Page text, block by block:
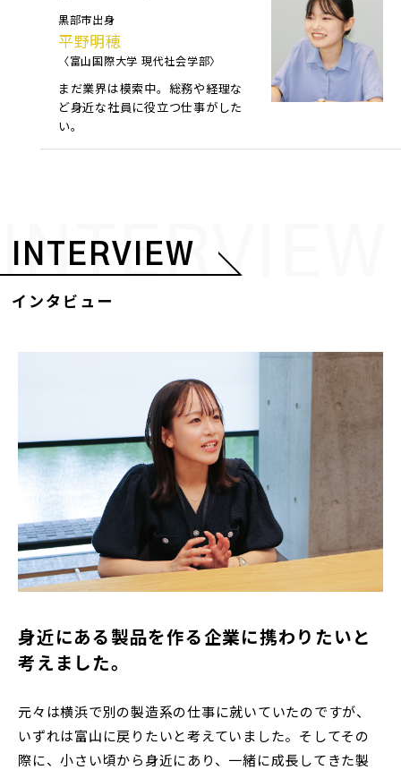
黒部市出身
平野明穂
〈富山国際大学 現代社会学部〉
まだ業界は模索中。総務や経理な
ど身近な社員に役立つ仕事がした
い。
INTERVIEW
INTERVIEW
インタビュー
身近にある製品を作る企業に携わりたいと
考えました。
元々は横浜で別の製造系の仕事に就いていたのですが、
いずれは富山に戻りたいと考えていました。そしてその
際に、小さい頃から身近にあり、一緒に成長してきた製